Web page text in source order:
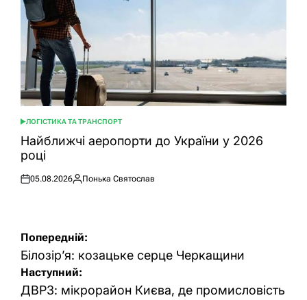
ОПУБЛІКУВАТИ
У
ЛОГІСТИКА ТА ТРАНСПОРТ
Найближчі аеропорти до України у 2026
році
Оприлюднено
05.08.2026
Опубліковано
Понька Святослав
Навігація
записів
Попередній:
Білозір’я: козацьке серце Черкащини
Наступний:
ДВРЗ: мікрорайон Києва, де промисловість